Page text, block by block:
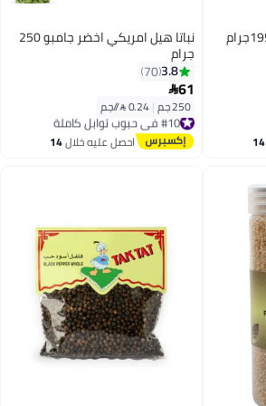
14
نباتا هيل امريكي اخضر جامبو 250
جرام
3.8
70
61
250 جم | #10 في حبوب توابل كاملة
توصيل مجاني
#10 في حبوب توابل كاملة احصل عليه خلال14